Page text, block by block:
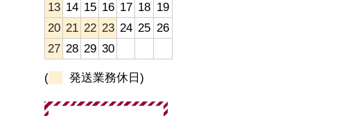
13 14 15 16 17 18 19
20 21 22 23 24 25 26
27 28 29 30
( 発送業務休日)